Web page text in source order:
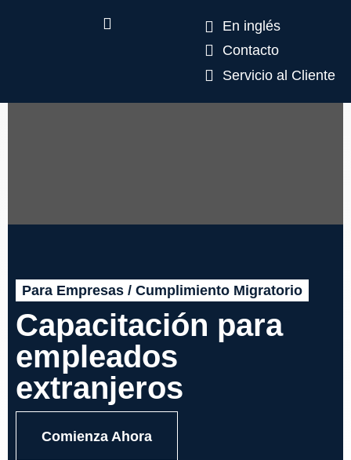
En inglés
Contacto
Servicio al Cliente
Para Empresas / Cumplimiento Migratorio
Capacitación para
empleados
extranjeros
Comienza Ahora